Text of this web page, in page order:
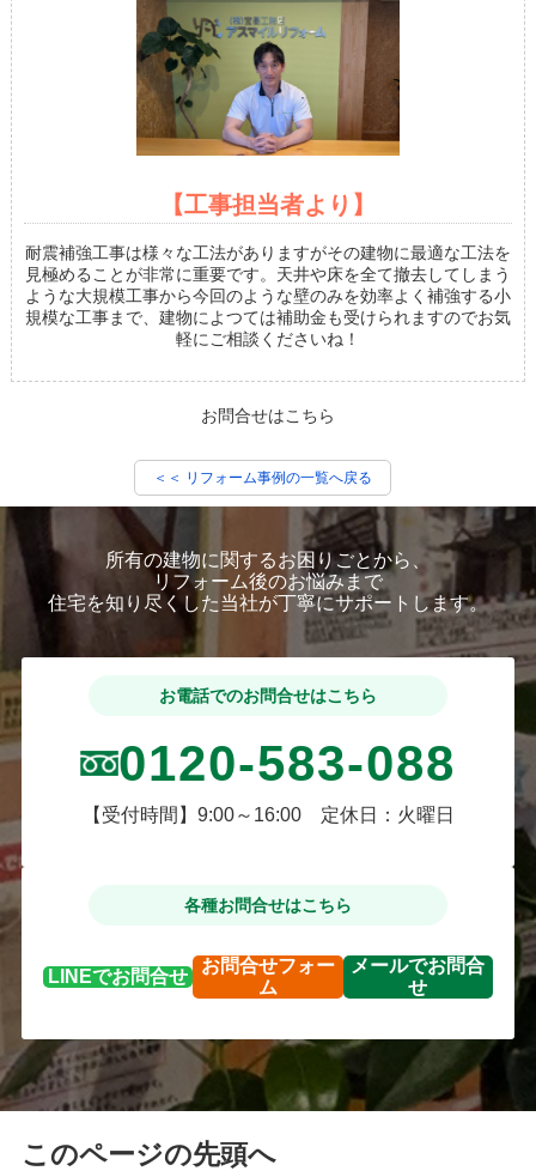
【工事担当者より】
耐震補強工事は様々な工法がありますがその建物に最適な工法を
見極めることが非常に重要です。天井や床を全て撤去してしまう
ような大規模工事から今回のような壁のみを効率よく補強する小
規模な工事まで、建物によつては補助金も受けられますのでお気
軽にご相談くださいね！
お問合せはこちら
＜＜ リフォーム事例の一覧へ戻る
所有の建物に関するお困りごとから、
リフォーム後のお悩みまで
住宅を知り尽くした当社が丁寧にサポートします。
お電話でのお問合せはこちら
0120-583-088
【受付時間】9:00～16:00 定休日：火曜日
各種お問合せはこちら
LINEでお問合せ
お問合せフォー
ム
メールでお問合
せ
このページの先頭へ